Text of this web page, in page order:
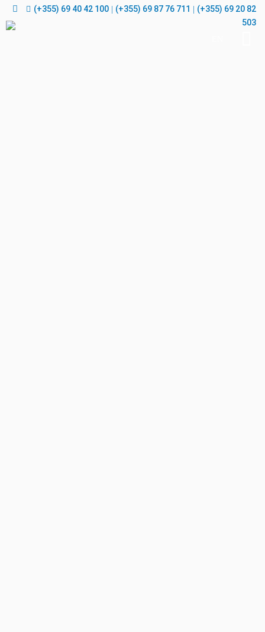
(+355) 69 40 42 100 (+355) 69 87 76 711
(+355) 69 20 82
503